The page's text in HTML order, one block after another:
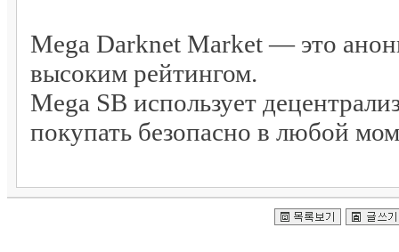
Mega Darknet Market — это
высоким рейтингом.
Mega SB использует
покупать безопасно в любой